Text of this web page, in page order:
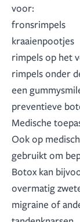
voor:
fronsrimpels
kraaienpootjes
rimpels op het
rimpels onder
een
preventieve
Medische
Ook op
gebruikt om
Botox kan
overmatig
migraine of